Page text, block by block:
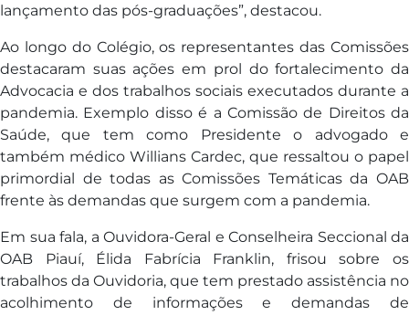
lançamento das pós-graduações”, destacou.
Ao longo do Colégio, os representantes das Comissões
destacaram suas ações em prol do fortalecimento da
Advocacia e dos trabalhos sociais executados durante a
pandemia. Exemplo disso é a Comissão de Direitos da
Saúde, que tem como Presidente o advogado e
também médico Willians Cardec, que ressaltou o papel
primordial de todas as Comissões Temáticas da OAB
frente às demandas que surgem com a pandemia.
Em sua fala, a Ouvidora-Geral e Conselheira Seccional da
OAB Piauí, Élida Fabrícia Franklin, frisou sobre os
trabalhos da Ouvidoria, que tem prestado assistência no
acolhimento de informações e demandas de